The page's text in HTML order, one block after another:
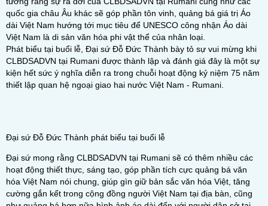
quốc gia châu Âu khác sẽ góp phần tôn vinh, quảng bá giá trị Áo
dài Việt Nam hướng tới mục tiêu để UNESCO công nhận Áo dài
Việt Nam là di sản văn hóa phi vật thể của nhân loại.
Phát biểu tại buổi lễ, Đại sứ Đỗ Đức Thành bày tỏ sự vui mừng khi
CLBDSADVN tại Rumani được thành lập và đánh giá đây là một sự
kiện hết sức ý nghĩa diễn ra trong chuỗi hoạt động kỷ niệm 75 năm
thiết lập quan hệ ngoại giao hai nước Việt Nam - Rumani.
Đại sứ Đỗ Đức Thành phát biểu tại buổi lễ
Đại sứ mong rằng CLBDSADVN tại Rumani sẽ có thêm nhiều các
hoạt động thiết thực, sáng tạo, góp phần tích cực quảng bá văn
hóa Việt Nam nói chung, giúp gìn giữ bản sắc văn hóa Việt, tăng
cường gắn kết trong cộng đồng người Việt Nam tại địa bàn, cũng